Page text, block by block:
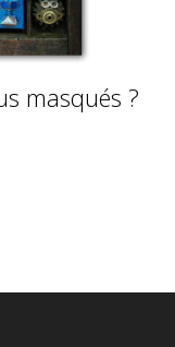
masqués ?